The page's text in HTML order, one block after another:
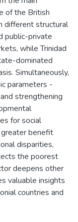
of the British
different structural
public-private
while Trinidad
dominated
Simultaneously,
parameters -
strengthening
for social
benefit
disparities,
the poorest
deepens other
valuable insights
countries and